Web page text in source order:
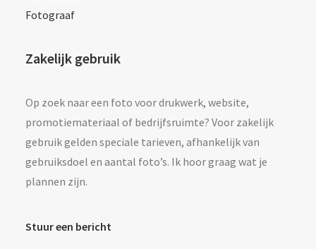
Fotograaf
Zakelijk gebruik
Op zoek naar een foto voor drukwerk, website,
promotiemateriaal of bedrijfsruimte? Voor zakelijk
gebruik gelden speciale tarieven, afhankelijk van
gebruiksdoel en aantal foto’s. Ik hoor graag wat je
plannen zijn.
Stuur een bericht